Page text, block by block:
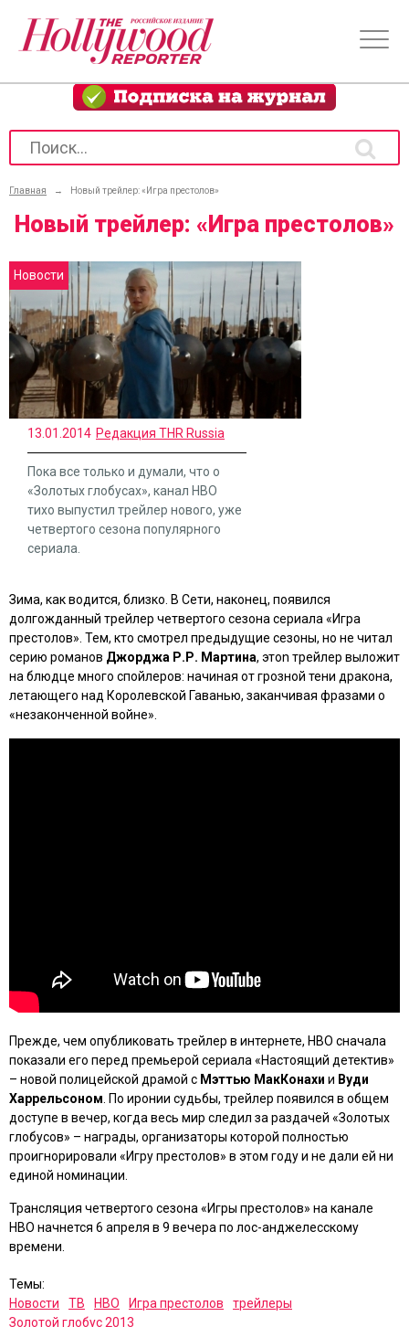
Главная → Новый трейлер: «Игра престолов»
Новый трейлер: «Игра престолов»
Новости
13.01.2014 Редакция THR Russia
Пока все только и думали, что о
«Золотых глобусах», канал HBO
тихо выпустил трейлер нового, уже
четвертого сезона популярного
сериала.
Зима, как водится, близко. В Сети, наконец, появился
долгожданный трейлер четвертого сезона сериала «Игра
престолов» . Тем, кто смотрел предыдущие сезоны, но не читал
серию романов Джорджа Р.Р. Мартина, этоn трейлер выложит
на блюдце много спойлеров: начиная от грозной тени дракона,
летающего над Королевской Гаванью, заканчивая фразами о
«незаконченной войне».
Прежде, чем опубликовать трейлер в интернете, HBO сначала
показали его перед премьерой сериала «Настоящий детектив»
– новой полицейской драмой с Мэттью МакКонахи и Вуди
Харрельсоном . По иронии судьбы, трейлер появился в общем
доступе в вечер, когда весь мир следил за раздачей «Золотых
глобусов» – награды, организаторы которой полностью
проигнорировали «Игру престолов» в этом году и не дали ей ни
единой номинации.
Трансляция четвертого сезона «Игры престолов» на канале
HBO начнется 6 апреля в 9 вечера по лос-анджелесскому
времени.
Темы:
Новости
ТВ HBO Игра престолов
трейлеры
Золотой глобус 2013